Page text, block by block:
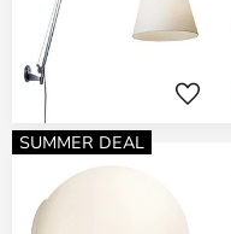
SUMMER DEAL